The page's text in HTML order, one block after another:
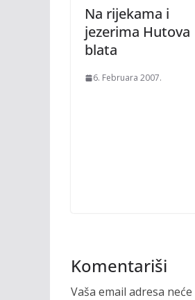
Na rijekama i
jezerima Hutova
blata
6. Februara 2007.
Komentariši
Vaša email adresa